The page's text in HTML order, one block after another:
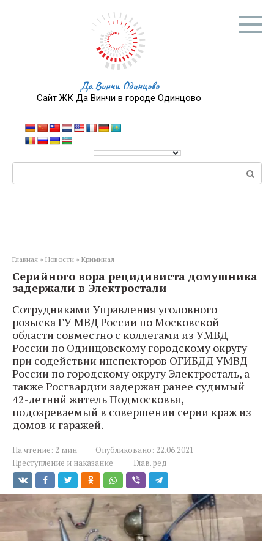
Да Винчи Одинцово
Сайт ЖК Да Винчи в городе Одинцово
Главная » Новости » Криминал
Серийного вора рецидивиста домушника
задержали в Электростали
Сотрудниками Управления уголовного
розыска ГУ МВД России по Московской
области совместно с коллегами из УМВД
России по Одинцовскому городскому округу
при содействии инспекторов ОГИБДД УМВД
России по городскому округу Электросталь, а
также Росгвардии задержан ранее судимый
42-летний житель Подмосковья,
подозреваемый в совершении серии краж из
домов и гаражей.
На чтение: 2 мин Опубликовано: 22.06.2021
Преступление и наказание
Глав. ред